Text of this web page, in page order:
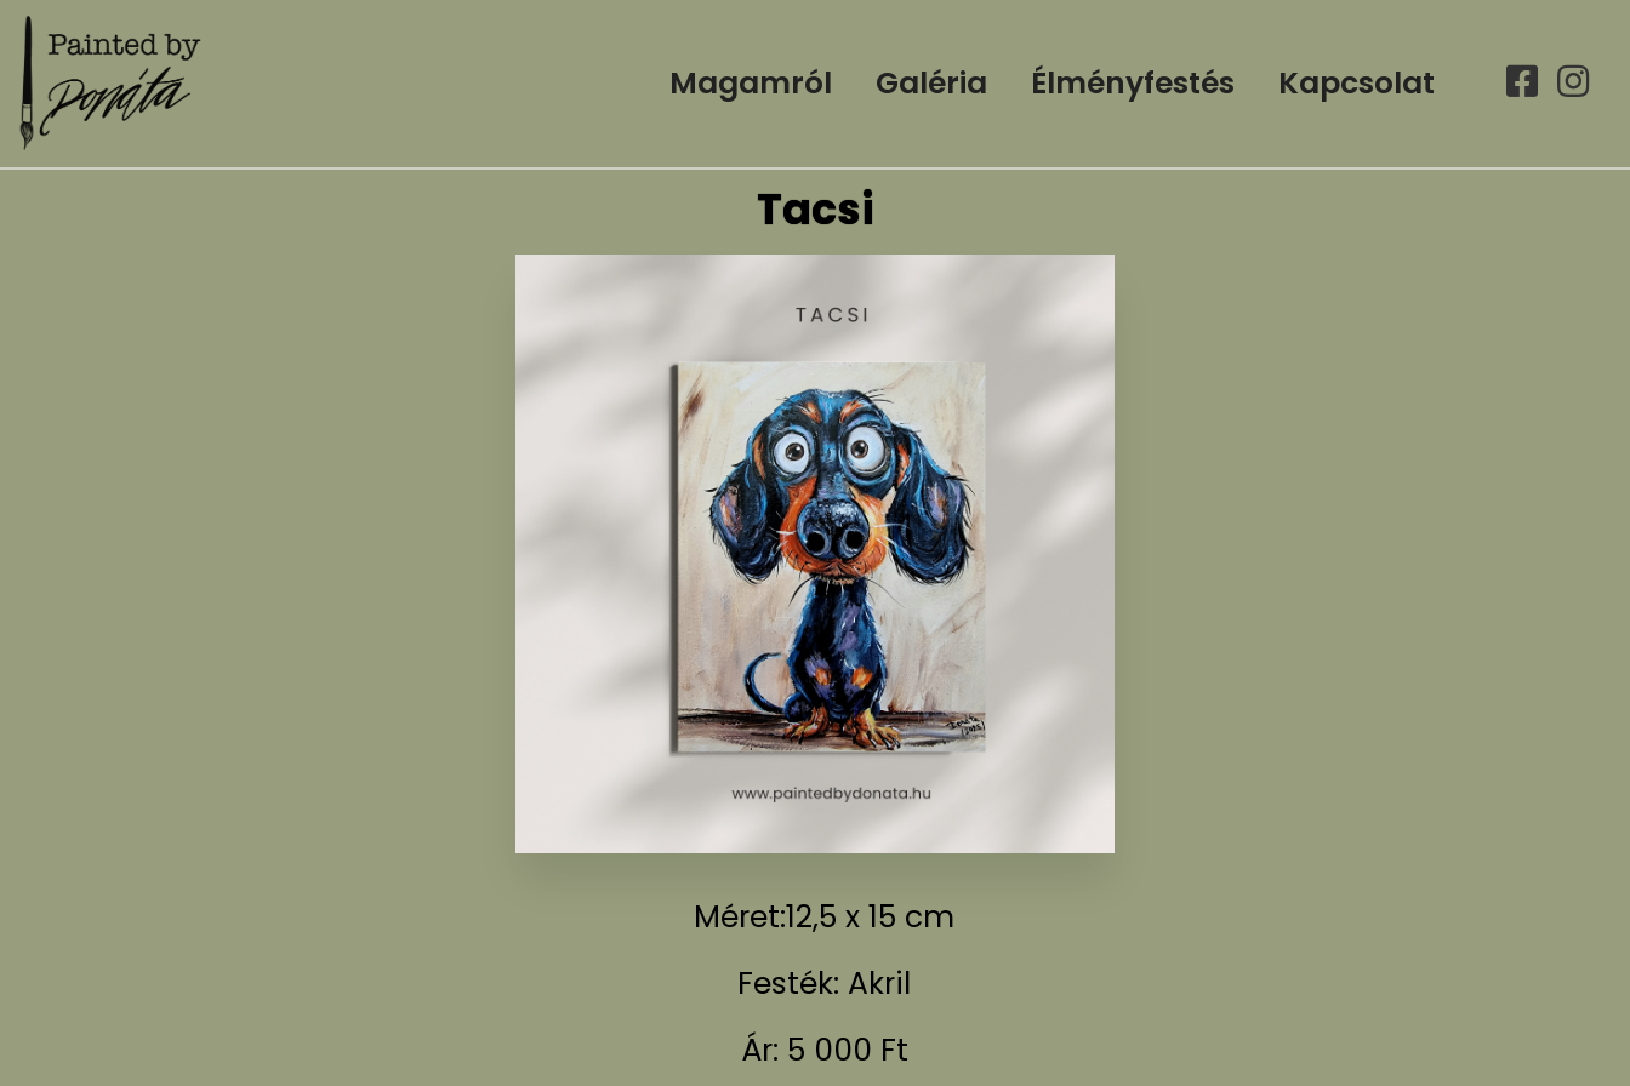
Magamról Galéria Élményfestés Kapcsolat
Tacsi
Méret:12,5 x 15 cm
Festék: Akril
Ár: 5 000 Ft